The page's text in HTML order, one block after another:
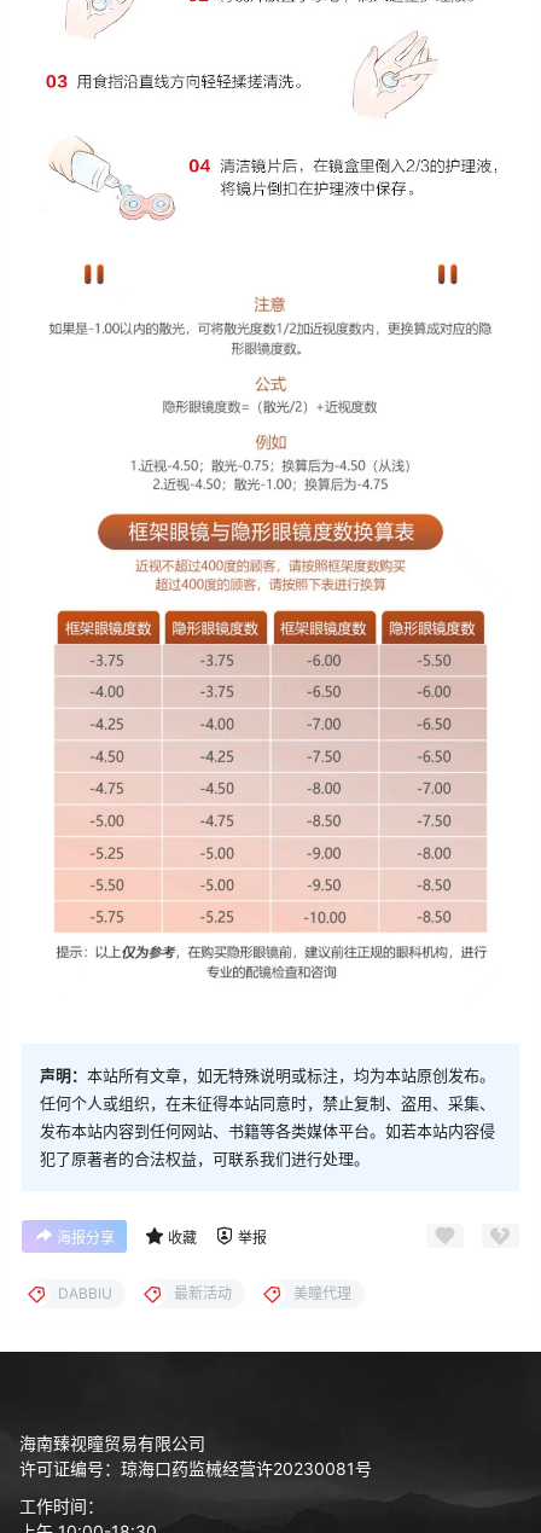
声明： 本站所有文章，如无特殊说明或标注，均为本站原创发布。
任何个人或组织，在未征得本站同意时，禁止复制、盗用、采集、
发布本站内容到任何网站、书籍等各类媒体平台。如若本站内容侵
犯了原著者的合法权益，可联系我们进行处理。
海报分享 收藏 举报
DABBIU 最新活动 美瞳代理
海南臻视瞳贸易有限公司
许可证编号：琼海口药监械经营许20230081号
工作时间：